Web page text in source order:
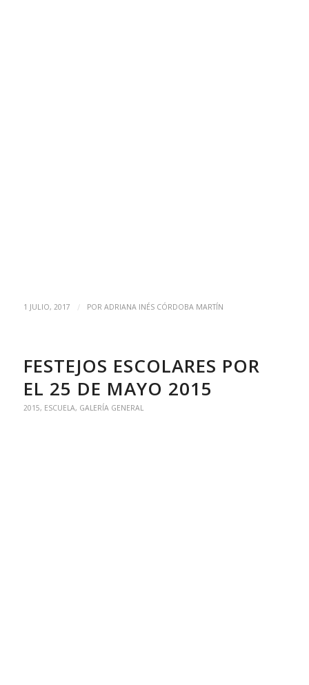
1 JULIO, 2017 / POR ADRIANA INÉS CÓRDOBA MARTÍN
FESTEJOS ESCOLARES POR
EL 25 DE MAYO 2015
2015, ESCUELA, GALERÍA GENERAL